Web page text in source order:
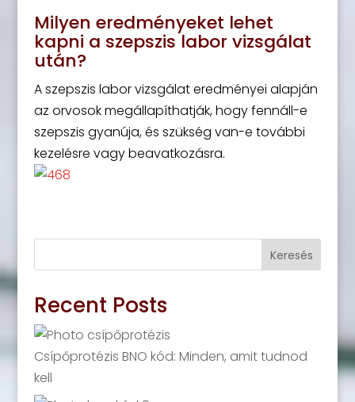
Milyen eredményeket lehet
kapni a szepszis labor vizsgálat
után?
A szepszis labor vizsgálat eredményei alapján
az orvosok megállapíthatják, hogy fennáll-e
szepszis gyanúja, és szükség van-e további
kezelésre vagy beavatkozásra.
Keresés
Recent Posts
Csípőprotézis BNO kód: Minden, amit tudnod
kell